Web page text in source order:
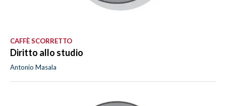
CAFFÈ SCORRETTO
Diritto allo studio
Antonio Masala